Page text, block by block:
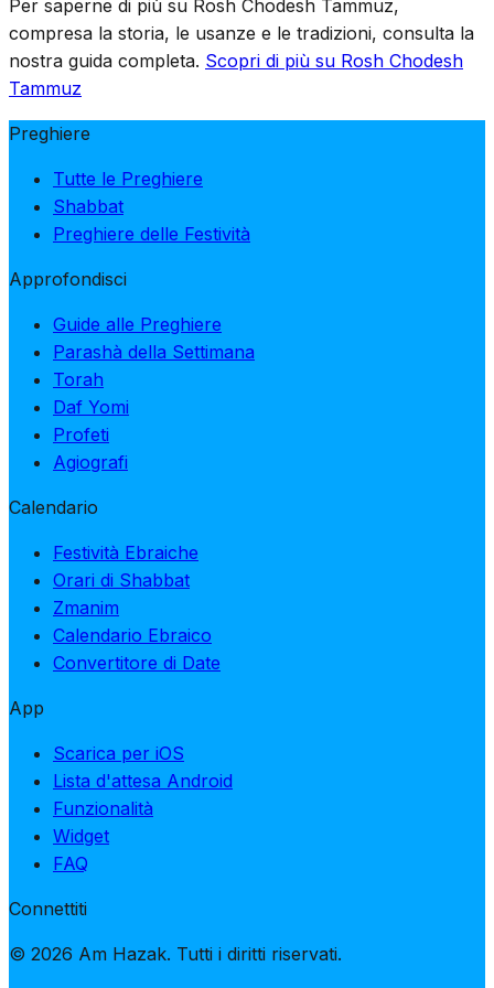
Per saperne di più su Rosh Chodesh Tammuz,
compresa la storia, le usanze e le tradizioni, consulta la
nostra guida completa. Scopri di più su Rosh Chodesh
Tammuz
Preghiere
Tutte le Preghiere
Shabbat
Preghiere delle Festività
Approfondisci
Guide alle Preghiere
Parashà della Settimana
Torah
Daf Yomi
Profeti
Agiografi
Calendario
Festività Ebraiche
Orari di Shabbat
Zmanim
Calendario Ebraico
Convertitore di Date
App
Scarica per iOS
Lista d'attesa Android
Funzionalità
Widget
FAQ
Connettiti
© 2026 Am Hazak. Tutti i diritti riservati.